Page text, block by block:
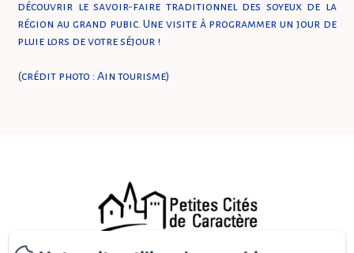
découvrir le savoir-faire traditionnel des soyeux de la
région au grand pubic. Une visite à programmer un jour de
pluie lors de votre séjour !
(crédit photo : Ain tourisme)